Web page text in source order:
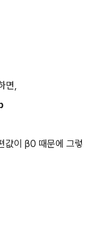
면,
값이 β0 때문에 그렇